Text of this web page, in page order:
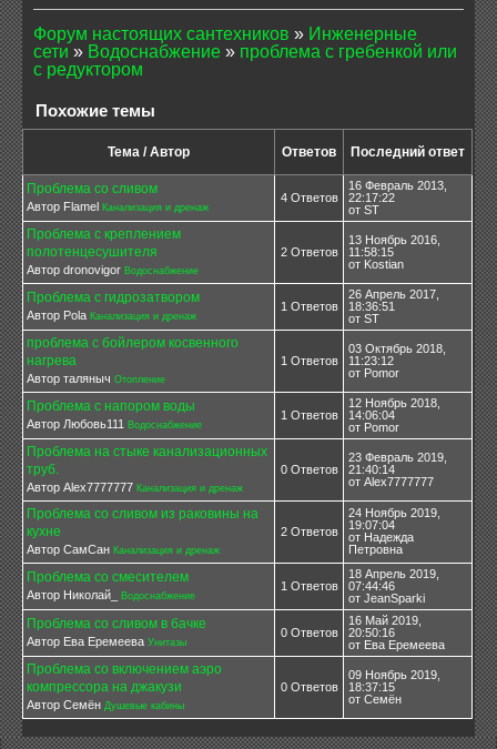
Форум настоящих сантехников » Инженерные
сети » Водоснабжение » проблема с гpебенкой или
с редуктором
Похожие темы
Тема / Автор Ответов Последний ответ
Проблема со сливом
Автор Flamel Канализация и дренаж
4 Ответов
16 Февраль 2013,
22:17:22
от ST
Проблема с креплением
полотенцесушителя
Автор dronovigor Водоснабжение
2 Ответов
13 Ноябрь 2016,
11:58:15
от Kostian
Проблема с гидрозатвором
Автор Pola Канализация и дренаж
1 Ответов
26 Апрель 2017,
18:36:51
от ST
проблема с бойлером косвенного
нагрева
Автор таляныч Отопление
1 Ответов
03 Октябрь 2018,
11:23:12
от Pomor
Проблема с напором воды
Автор Любовь111 Водоснабжение
1 Ответов
12 Ноябрь 2018,
14:06:04
от Pomor
Проблема на стыке канализационных
труб.
Автор Alex7777777 Канализация и дренаж
0 Ответов
23 Февраль 2019,
21:40:14
от Alex7777777
Проблема со сливом из раковины на
кухне
Автор СамСан Канализация и дренаж
2 Ответов
24 Ноябрь 2019,
19:07:04
от Надежда
Петровна
Проблема со смесителем
Автор Николай_ Водоснабжение
1 Ответов
18 Апрель 2019,
07:44:46
от JeanSparki
Проблема со сливом в бачке
Автор Ева Еремеева Унитазы
0 Ответов
16 Май 2019,
20:50:16
от Ева Еремеева
Проблема со включением аэро
компрессора на джакузи
Автор Семён Душевые кабины
0 Ответов
09 Ноябрь 2019,
18:37:15
от Семён